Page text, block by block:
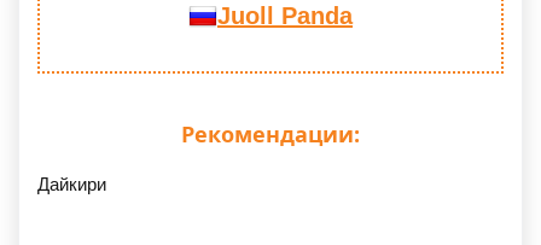
Juoll Panda
Рекомендации:
Дайкири